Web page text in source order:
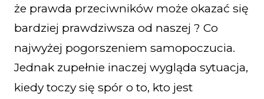
że prawda przeciwników może okazać się
bardziej prawdziwsza od naszej ? Co
najwyżej pogorszeniem samopoczucia.
Jednak zupełnie inaczej wygląda sytuacja,
kiedy toczy się spór o to, kto jest